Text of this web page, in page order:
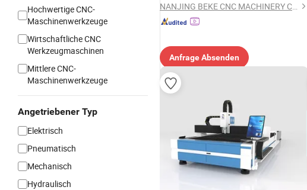
Hochwertige CNC-
Maschinenwerkzeuge
Wirtschaftliche CNC
Werkzeugmaschinen
Mittlere CNC-
Maschinenwerkzeuge
Angetriebener Typ
Elektrisch
Pneumatisch
Mechanisch
Hydraulisch
NANJING BEKE CNC MACHINERY CO., LTD.
Anfrage Absenden